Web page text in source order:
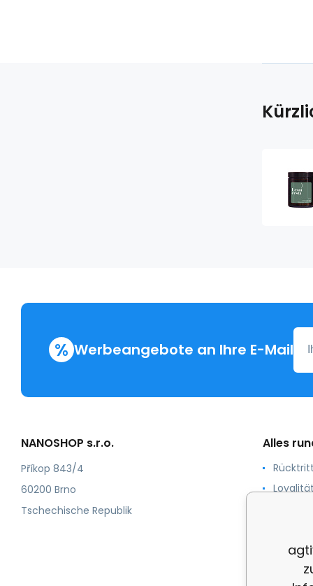
% Werbeangebote an Ihre E-Mail
NANOSHOP s.r.o.
Příkop 843/4
60200 Brno
Tschechische Republik
Alles